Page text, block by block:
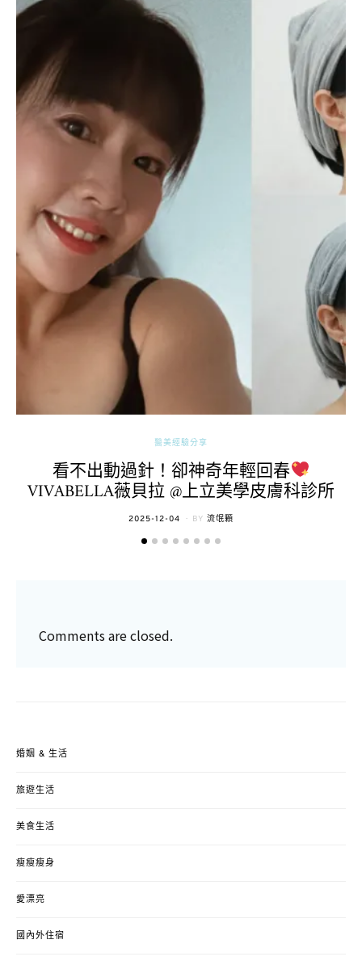
醫美經驗分享
看不出動過針！卻神奇年輕回春
VIVABELLA薇貝拉 @上立美學皮膚科診所
POSTED
2025-12-04 BY 流氓顆
Comments are closed.
婚姻 & 生活
旅遊生活
美食生活
瘦瘦瘦身
愛漂亮
國內外住宿